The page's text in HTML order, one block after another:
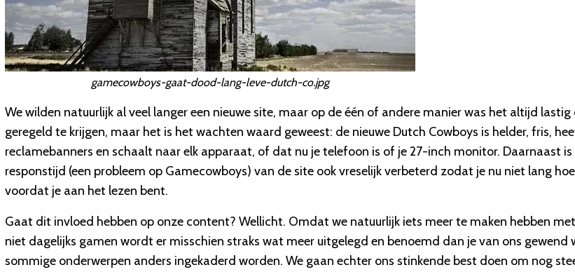
gamecowboys-gaat-dood-lang-leve-dutch-co.jpg
We wilden natuurlijk al veel langer een nieuwe site, maar op de één of andere manier was het altijd
geregeld te krijgen, maar het is het wachten waard geweest: de nieuwe Dutch Cowboys is helder, fris,
reclamebanners en schaalt naar elk apparaat, of dat nu je telefoon is of je 27-inch monitor. Daarnaast is
responstijd (een probleem op Gamecowboys) van de site ook vreselijk verbeterd zodat je nu niet lang
voordat je aan het lezen bent.
Gaat dit invloed hebben op onze content? Wellicht. Omdat we natuurlijk iets meer te maken hebben
niet dagelijks gamen wordt er misschien straks wat meer uitgelegd en benoemd dan je van ons gewend
sommige onderwerpen anders ingekaderd worden. We gaan echter ons stinkende best doen om nog